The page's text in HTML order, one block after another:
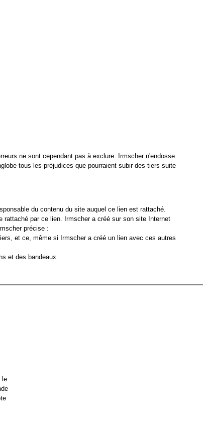
ne sont cependant pas à exclure. Irmscher n'endosse
tous les préjudices que pourraient subir des tiers suite
du contenu du site auquel ce lien est rattaché.
rattaché par ce lien. Irmscher a créé sur son site Internet
précise :
et ce, même si Irmscher a créé un lien avec ces autres
et des bandeaux.
le